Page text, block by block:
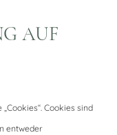
AUF
Cookies sind
entweder